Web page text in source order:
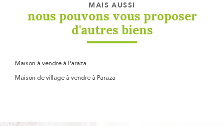
MAIS AUSSI
nous pouvons vous proposer
d'autres biens
Maison à vendre à Paraza
Maison de village à vendre à Paraza